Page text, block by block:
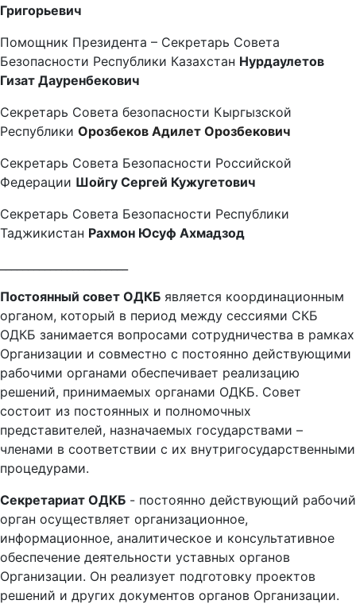
Григорьевич
Помощник Президента – Секретарь Совета
Безопасности Республики Казахстан Нурдаулетов
Гизат Дауренбекович
Секретарь Совета безопасности Кыргызской
Республики Орозбеков Адилет Орозбекович
Секретарь Совета Безопасности Российской
Федерации Шойгу Сергей Кужугетович
Секретарь Совета Безопасности Республики
Таджикистан Рахмон Юсуф Ахмадзод
Постоянный совет ОДКБ является координационным
органом, который в период между сессиями СКБ
ОДКБ занимается вопросами сотрудничества в рамках
Организации и совместно с постоянно действующими
рабочими органами обеспечивает реализацию
решений, принимаемых органами ОДКБ. Совет
состоит из постоянных и полномочных
представителей, назначаемых государствами –
членами в соответствии с их внутригосударственными
процедурами.
Секретариат ОДКБ - постоянно действующий рабочий
орган осуществляет организационное,
информационное, аналитическое и консультативное
обеспечение деятельности уставных органов
Организации. Он реализует подготовку проектов
решений и других документов органов Организации.